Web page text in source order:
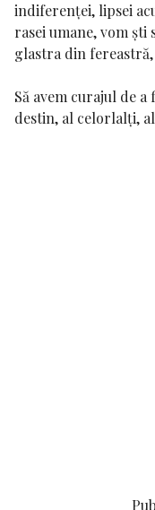
indiferenței, lipsei
rasei umane, vom
glastra din fereastră,
Să avem curajul de
destin, al celorlalți,